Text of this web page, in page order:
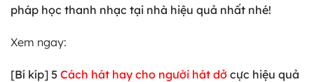
pháp học thanh nhạc tại nhà hiệu quả nhất nhé!
Xem ngay:
[Bí kíp] 5 Cách hát hay cho người hát dở cực hiệu quả